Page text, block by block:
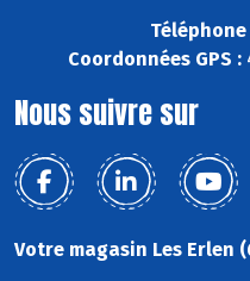
Téléphone
Coordonnées GPS :
Nous suivre sur
Votre magasin Les Erlen